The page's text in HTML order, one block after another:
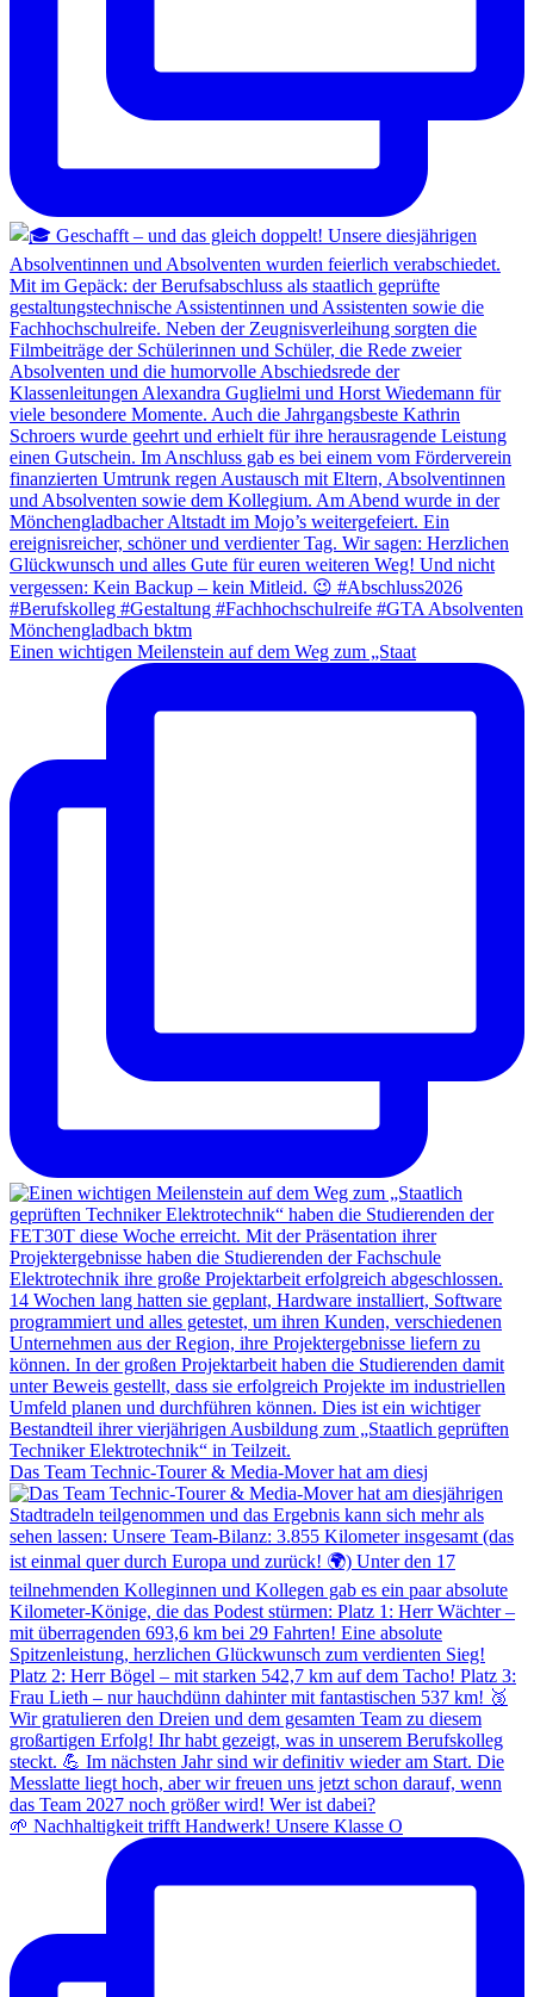
Einen wichtigen Meilenstein auf dem Weg zum „Staat
Das Team Technic-Tourer & Media-Mover hat am diesj
🌱 Nachhaltigkeit trifft Handwerk! Unsere Klasse O